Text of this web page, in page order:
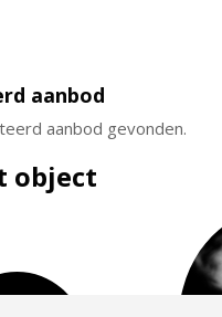
aanbod
aanbod gevonden.
object